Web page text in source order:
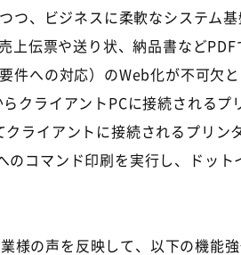
、ビジネスに柔軟なシステム基
伝票や送り状、納品書など
への対応）のWeb化が不可欠
ライアントPCに接続されるプ
ライアントに接続されるプリン
コマンド印刷を実行し、ドット
の声を反映して、以下の機能強